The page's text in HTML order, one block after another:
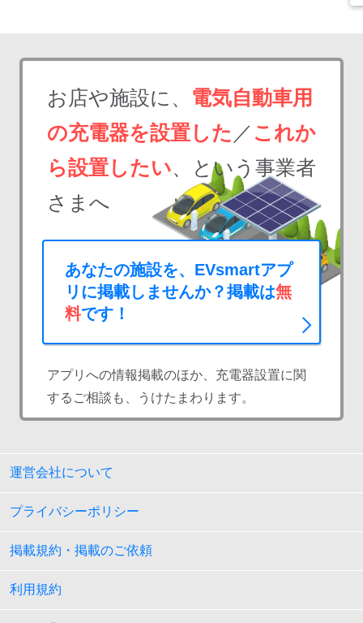
お店や施設に、 電気自動車用
の充電器を設置した ／ これか
ら設置したい、という事業者
さまへ
あなたの施設を、EVsmartアプ
リに掲載しませんか？掲載は無
料です！
アプリへの情報掲載のほか、充電器設置に関
するご相談も、うけたまわります。
運営会社について
プライバシーポリシー
掲載規約・掲載のご依頼
利用規約